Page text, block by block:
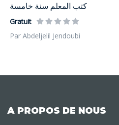
كتب المعلم سنة خامسة
Gratuit
Par Abdeljelil Jendoubi
A PROPOS DE NOUS